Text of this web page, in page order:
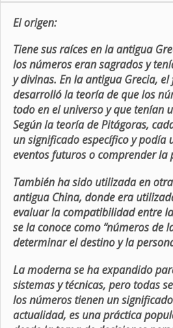
El origen:
Tiene sus raíces en la antigua
los números eran sagrados y
y divinas. En la antigua Grecia,
desarrolló la teoría de que los
todo en el universo y que tenían
Según la teoría de Pitágoras,
un significado específico y podía
eventos futuros o comprender la
También ha sido utilizada en
antigua China, donde era
evaluar la compatibilidad entre
se la conoce como “números de
determinar el destino y la
La moderna se ha expandido
sistemas y técnicas, pero todas
los números tienen un
actualidad, es una práctica